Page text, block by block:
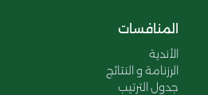
المنافسات
الأندية
الرزنامة و النتائج
جدول الترتيب